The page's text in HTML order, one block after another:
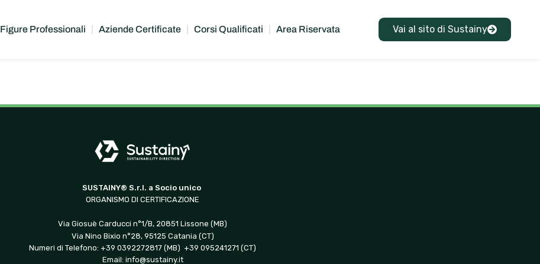
Figure Professionali Aziende Certificate Corsi Qualificati Area Riservata Vai al sito di Sustainy
SUSTAINY® S.r.l. a Socio unico
ORGANISMO DI CERTIFICAZIONE
Via Giosuè Carducci n°1/B, 20851 Lissone (MB)
Via Nino Bixio n°28, 95125 Catania (CT)
Numeri di Telefono: +39 0392272817 (MB) +39 095241271 (CT)
Email: info@sustainy.it